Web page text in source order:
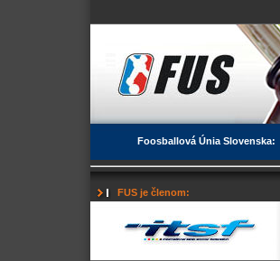
Foosballová Únia Slovenska:
FUS je členom: